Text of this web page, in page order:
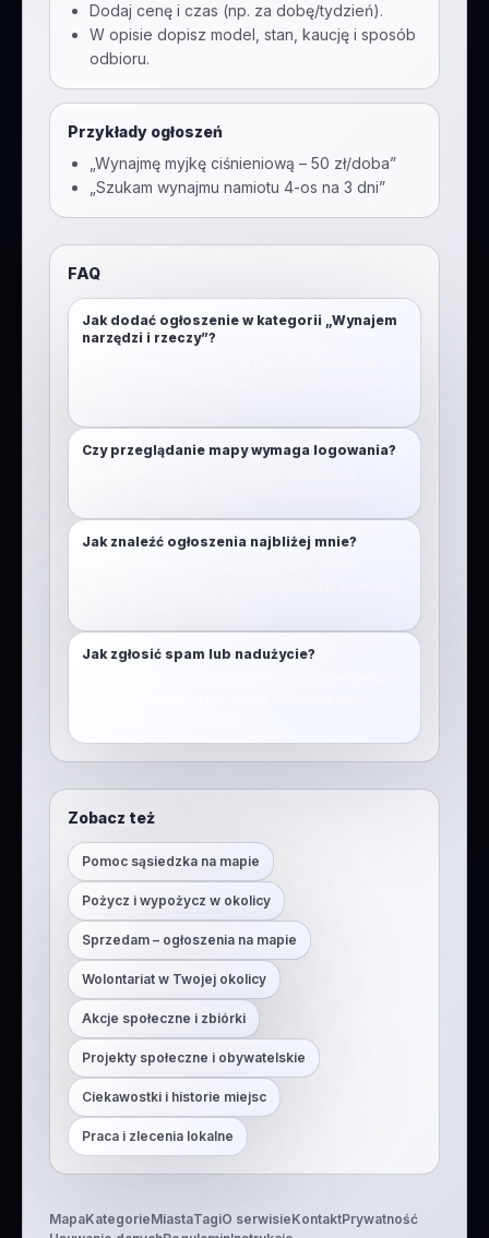
Dodaj cenę i czas (np. za dobę/tydzień).
W opisie dopisz model, stan, kaucję i sposób
odbioru.
Przykłady ogłoszeń
„Wynajmę myjkę ciśnieniową – 50 zł/doba”
„Szukam wynajmu namiotu 4-os na 3 dni”
FAQ
Jak dodać ogłoszenie w kategorii „Wynajem
narzędzi i rzeczy”?
Czy przeglądanie mapy wymaga logowania?
Jak znaleźć ogłoszenia najbliżej mnie?
Jak zgłosić spam lub nadużycie?
Zobacz też
Pomoc sąsiedzka na mapie
Pożycz i wypożycz w okolicy
Sprzedam – ogłoszenia na mapie
Wolontariat w Twojej okolicy
Akcje społeczne i zbiórki
Projekty społeczne i obywatelskie
Ciekawostki i historie miejsc
Praca i zlecenia lokalne
MapaKategorieMiastaTagiO serwisieKontaktPrywatność